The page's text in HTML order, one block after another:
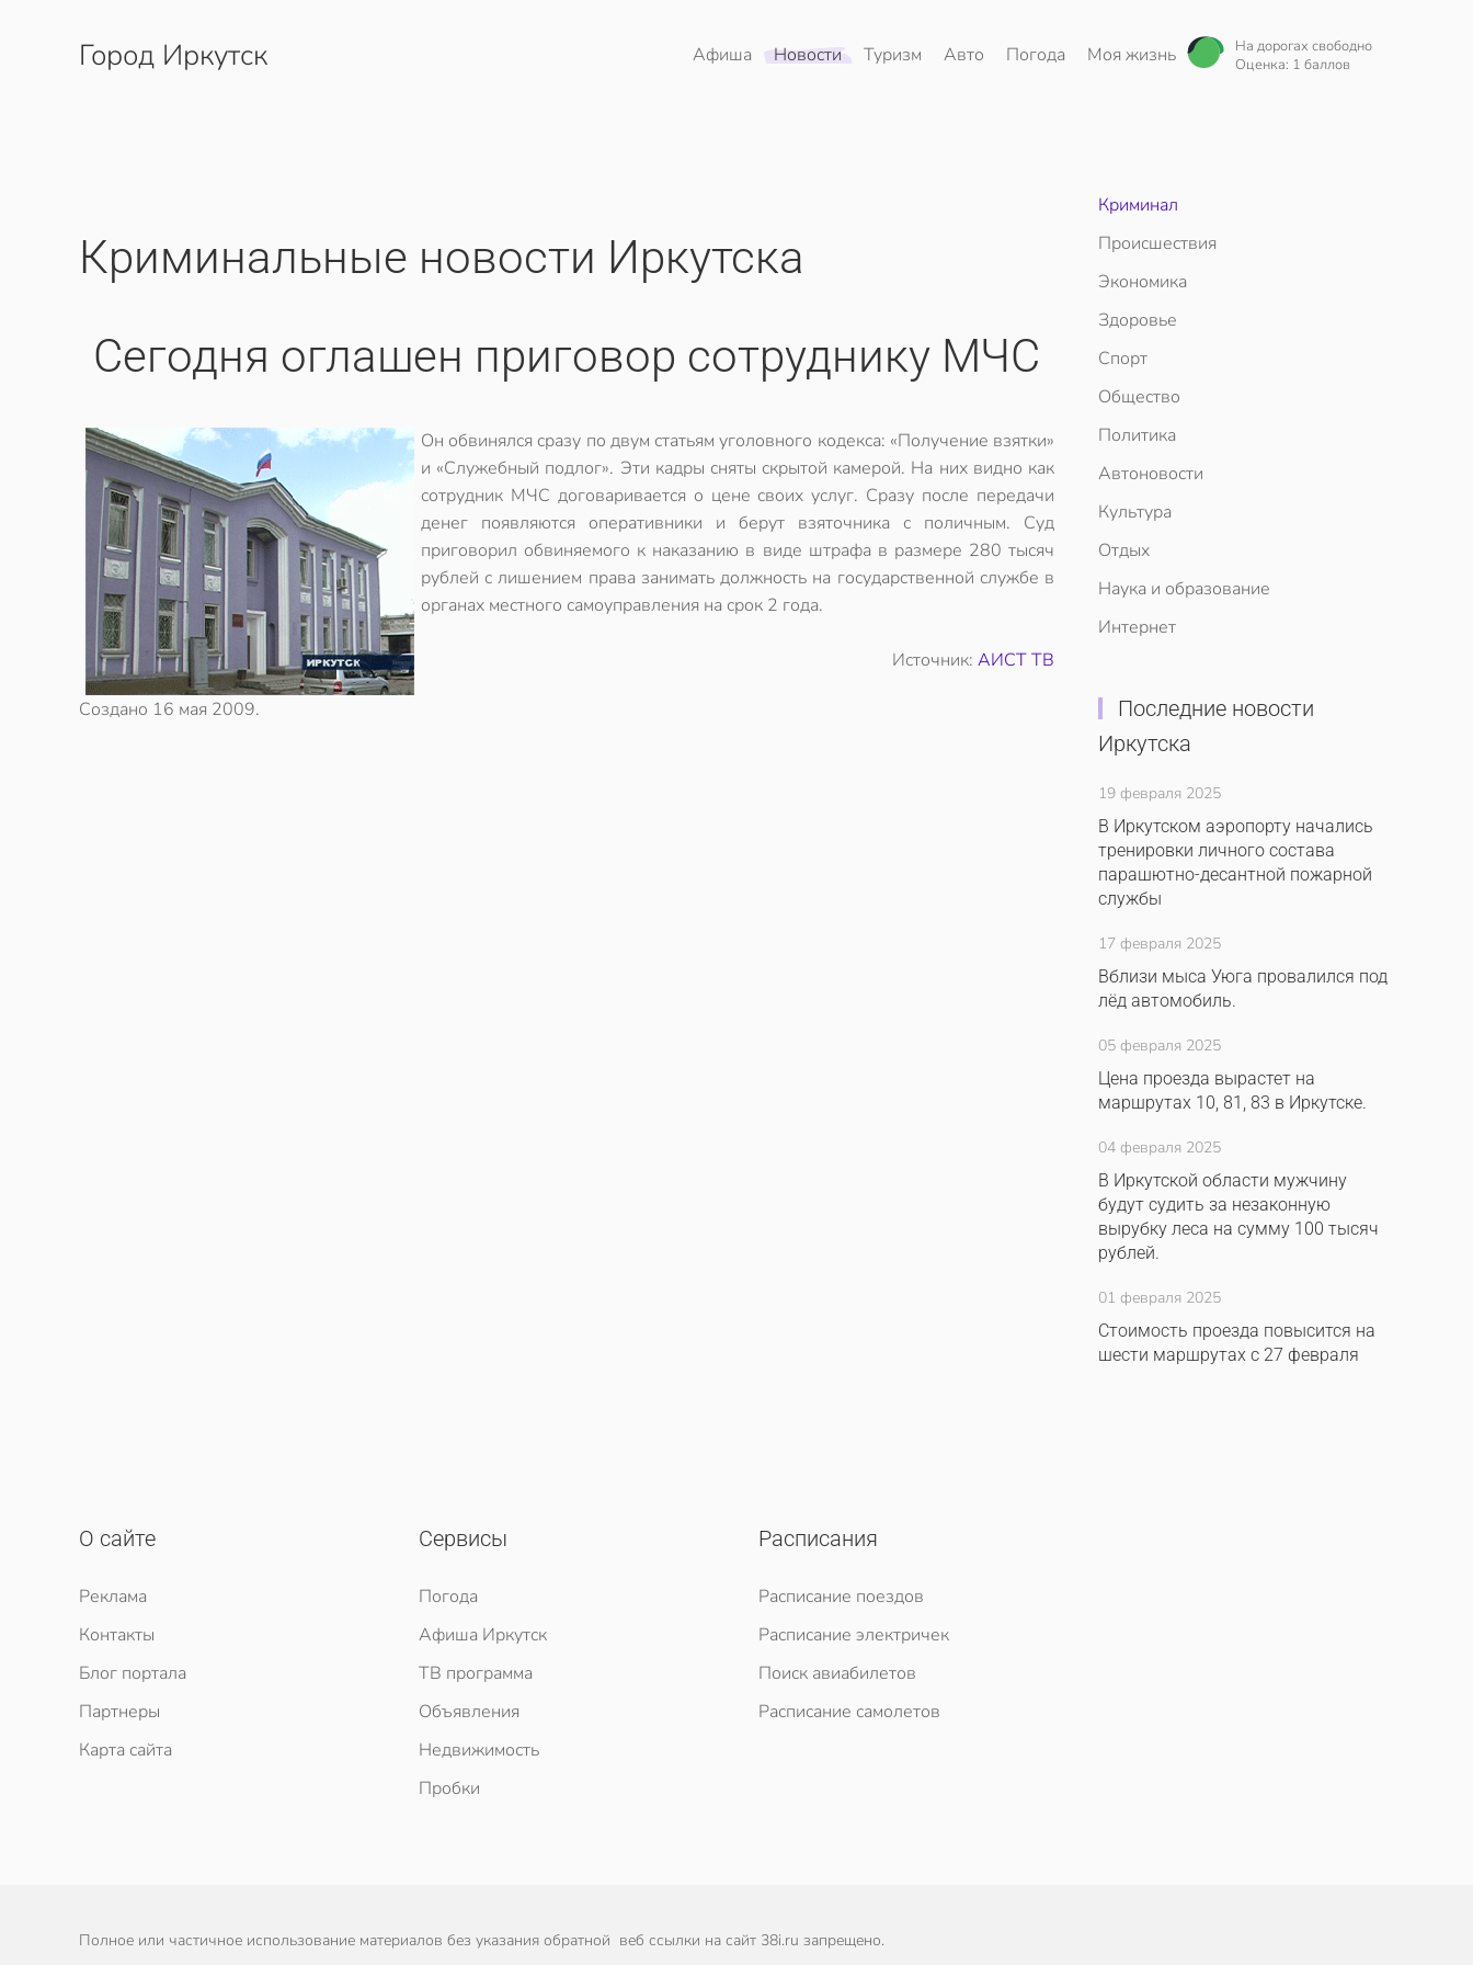
Перейти к содержимому
Город Иркутск Афиша Новости Туризм Авто Погода Моя жизнь
На дорогах свободно
Оценка: 1 баллов
Криминальные новости Иркутска
Сегодня оглашен приговор сотруднику МЧС
Он обвинялся сразу по двум статьям уголовного кодекса: «Получение взятки»
и «Служебный подлог». Эти кадры сняты скрытой камерой. На них видно как
сотрудник МЧС договаривается о цене своих услуг. Сразу после передачи
денег появляются оперативники и берут взяточника с поличным. Суд
приговорил обвиняемого к наказанию в виде штрафа в размере 280 тысяч
рублей с лишением права занимать должность на государственной службе в
органах местного самоуправления на срок 2 года.
Источник: АИСТ ТВ
Создано 16 мая 2009.
Криминал
Происшествия
Экономика
Здоровье
Спорт
Общество
Политика
Автоновости
Культура
Отдых
Наука и образование
Интернет
Последние новости
Иркутска
19 февраля 2025
В Иркутском аэропорту начались
тренировки личного состава
парашютно-десантной пожарной
службы
17 февраля 2025
Вблизи мыса Уюга провалился под
лёд автомобиль.
05 февраля 2025
Цена проезда вырастет на
маршрутах 10, 81, 83 в Иркутске.
04 февраля 2025
В Иркутской области мужчину
будут судить за незаконную
вырубку леса на сумму 100 тысяч
рублей.
01 февраля 2025
Стоимость проезда повысится на
шести маршрутах с 27 февраля
О сайте
Реклама
Контакты
Блог портала
Партнеры
Карта сайта
Сервисы
Погода
Афиша Иркутск
ТВ программа
Объявления
Недвижимость
Пробки
Расписания
Расписание поездов
Расписание электричек
Поиск авиабилетов
Расписание самолетов
Полное или частичное использование материалов без указания обратной веб ссылки на сайт 38i.ru запрещено.